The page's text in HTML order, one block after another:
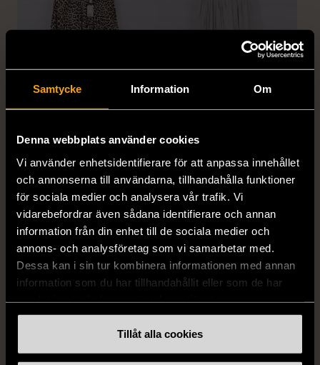
Samtycke Information Om
Denna webbplats använder cookies
Vi använder enhetsidentifierare för att anpassa innehållet
och annonserna till användarna, tillhandahålla funktioner
för sociala medier och analysera vår trafik. Vi
vidarebefordrar även sådana identifierare och annan
information från din enhet till de sociala medier och
annons- och analysföretag som vi samarbetar med.
Dessa kan i sin tur kombinera informationen med annan
information som du har tillhandahållit eller som de har
Tillåt alla cookies
H&M
XS (32-34) Nytt skick
99 kr
H&M
med resårmidja -
Salviagrön
M (38-40) Gott skick
129 kr